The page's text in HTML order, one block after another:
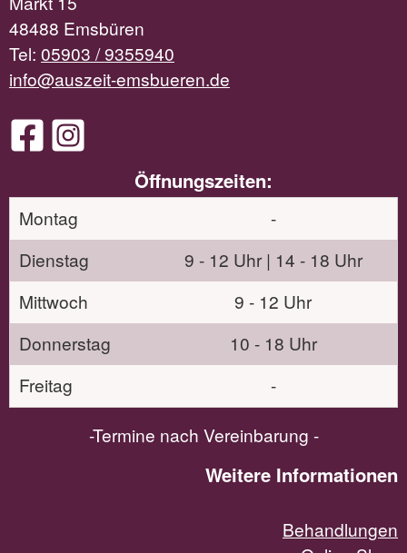
48488 Emsbüren
Tel: 05903 / 9355940
info@auszeit-emsbueren.de
Öffnungszeiten:
Montag
-
Dienstag
9 - 12 Uhr | 14 - 18 Uhr
Mittwoch
9 - 12 Uhr
Donnerstag
10 - 18 Uhr
Freitag
-
-Termine nach Vereinbarung -
Weitere Informationen
Behandlungen